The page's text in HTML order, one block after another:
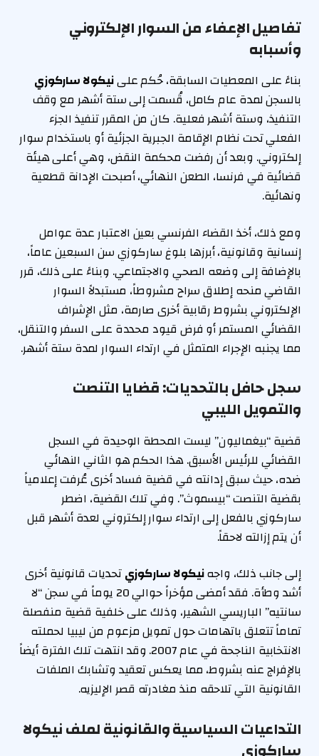
تفاصيل الإعفاء من السوار الإلكتروني
وأسبابه
بناءً على المعطيات السابقة، حُكم علىنيكولا ساركوزي
بالسجن لمدة عام كامل، قُسمت إلى ستة أشهر مع وقف
التنفيذ، وستة أشهر فعلية. كان من المقرر تنفيذ الجزء
الفعلي تحت نظام الإقامة الجبرية الجزئية أو باستخدام سوار
إلكتروني. وبعد أن رفضت محكمة النقض، وهي أعلى هيئة
قضائية في فرنسا، الطعن النهائي، أصبحت الإدانة قطعية
ونهائية.
ومع ذلك، أخذ القضاء الفرنسي بعين الاعتبار عدة عوامل
إنسانية وقانونية، أبرزها بلوغ ساركوزي سن السبعين عاماً،
بالإضافة إلى وضعه الصحي والاجتماعي. وبناءً على ذلك، قرر
القاضي منحه إطلاق سراح مشروطاً، مستبدلاً السوار
الإلكتروني بشروط رقابية أخرى صارمة، مثل الإشراف
القضائي المستمر أو فرض قيود محددة على السفر والتنقل،
مما يجنبه الإجراء المتمثل في ارتداء السوار لمدة ستة أشهر.
سجل حافل بالتحديات: قضايا التنصت
والتمويل الليبي
قضية “بيغماليون” ليست المحطة الوحيدة في السجل
القضائي للرئيس الأسبق. هذا الحكم هو الثاني النهائي
ضده، حيث سبق إدانته في قضية فساد أخرى عُرفت إعلامياً
بقضية التنصت “بيسموث”. وفي تلك القضية، اضطر
ساركوزي بالفعل إلى ارتداء سوار إلكتروني لعدة أشهر قبل
أن يتم إزالته لاحقاً.
إلى جانب ذلك، واجهنيكولا ساركوزيتحديات قانونية أخرى
أشد وطأة. فقد أمضى مؤخراً حوالي 20 يوماً في سجن “لا
سانتيه” الباريسي الشهير، وذلك على خلفية قضية منفصلة
تماماً تتعلق باتهامات حول تمويل مزعوم من ليبيا لحملته
الانتخابية الناجحة في عام 2007. وقد انتهت تلك الفترة أيضاً
بالإفراج عنه بشروط، مما يعكس تعقيد وتشابك الملفات
القانونية التي تلاحقه منذ مغادرته قصر الإليزيه.
التداعيات السياسية والقانونية لملف نيكولا